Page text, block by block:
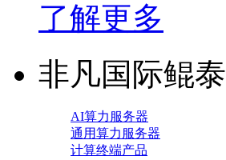
了解更多
非凡国际鲲泰
AI算力服务器
通用算力服务器
计算终端产品